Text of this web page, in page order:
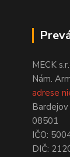
MECK
Nám.
adrese
Bardejov
08501
IČO:
DIČ: